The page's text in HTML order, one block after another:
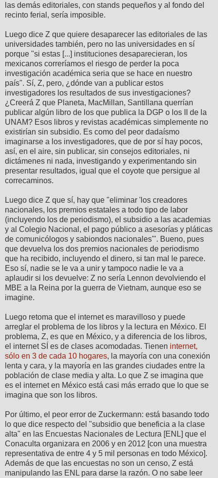
las demás editoriales, con stands pequeños y al fondo del
recinto ferial, sería imposible.
Luego dice Z que quiere desaparecer las editoriales de las
universidades también, pero no las universidades en sí
porque "si estas [...] instituciones desaparecieran, los
mexicanos correríamos el riesgo de perder la poca
investigación académica seria que se hace en nuestro
país". Sí, Z, pero, ¿dónde van a publicar estos
investigadores los resultados de sus investigaciones?
¿Creerá Z que Planeta, MacMillan, Santillana querrían
publicar algún libro de los que publica la DGP o los II de la
UNAM? Esos libros y revistas académicas simplemente no
existirían sin subsidio. Es como del peor dadaísmo
imaginarse a los investigadores, que de por sí hay pocos,
así, en el aire, sin publicar, sin consejos editoriales, ni
dictámenes ni nada, investigando y experimentando sin
presentar resultados, igual que el coyote que persigue al
correcaminos.
Luego dice Z que sí, hay que "eliminar 'los creadores
nacionales, los premios estatales a todo tipo de labor
(incluyendo los de periodismo), el subsidio a las academias
y al Colegio Nacional, el pago público a asesorías y pláticas
de comunicólogos y sabiondos nacionales'". Bueno, pues
que devuelva los dos premios nacionales de periodismo
que ha recibido, incluyendo el dinero, si tan mal le parece.
Eso sí, nadie se le va a unir y tampoco nadie le va a
aplaudir si los devuelve: Z no sería Lennon devolviendo el
MBE a la Reina por la guerra de Vietnam, aunque eso se
imagine.
Luego retoma que el internet es maravilloso y puede
arreglar el problema de los libros y la lectura en México. El
problema, Z, es que en México, y a diferencia de los libros,
el internet SÍ es de clases acomodadas. Tienen internet,
sólo en 3 de cada 10 hogares, la mayoría con una conexión
lenta y cara, y la mayoría en las grandes ciudades entre la
población de clase media y alta. Lo que Z se imagina que
es el internet en México está casi más errado que lo que se
imagina que son los libros.
Por último, el peor error de Zuckermann: está basando todo
lo que dice respecto del "subsidio que beneficia a la clase
alta" en las Encuestas Nacionales de Lectura [ENL] que el
Conaculta organizara en 2006 y en 2012 [con una muestra
representativa de entre 4 y 5 mil personas en todo México].
Además de que las encuestas no son un censo, Z está
manipulando las ENL para darse la razón. O no sabe leer